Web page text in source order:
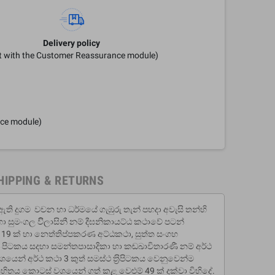
Delivery policy
with the Customer Reassurance module)
module)
& RETURNS
දුගම වචන හා ධර්මයේ ගැඹුරු තැන් පහදා අවැසි තන්හි
සුමංගල විිලාසිනී නම් දීඝනිකායට්ඨ කථාවේ පටන්
ක් හා නෙත්තිප්පකරණ අට්ඨකථා, සුත්ත සංගහ
සදහා සමන්තපාසාදිකා හා කඬඛාවිතාරණී නම් අර්ථ
අර්ථ කථා 3 කුත් සමස්ථ ත‍්‍රිපිටකය වෙනුවෙන්ම
කොටස් වශයෙන් ගත් කළ වෙළුම් 49 ක් දක්වා විහිදේ.